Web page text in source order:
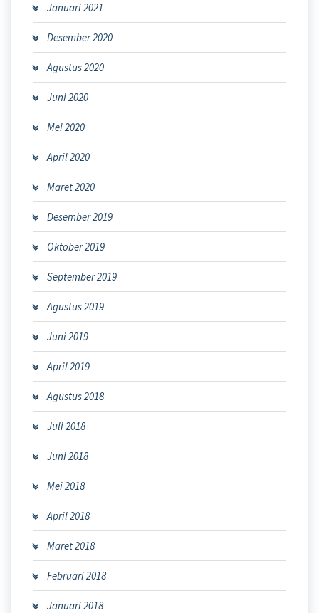
Januari 2021
Desember 2020
Agustus 2020
Juni 2020
Mei 2020
April 2020
Maret 2020
Desember 2019
Oktober 2019
September 2019
Agustus 2019
Juni 2019
April 2019
Agustus 2018
Juli 2018
Juni 2018
Mei 2018
April 2018
Maret 2018
Februari 2018
Januari 2018